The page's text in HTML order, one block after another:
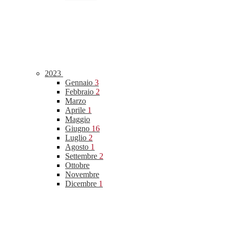
2023
Gennaio 3
Febbraio 2
Marzo
Aprile 1
Maggio
Giugno 16
Luglio 2
Agosto 1
Settembre 2
Ottobre
Novembre
Dicembre 1